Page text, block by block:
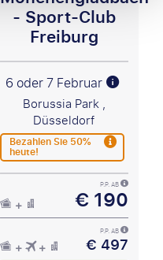
- Sport-Club
Freiburg
6 oder 7 Februar
Borussia Park ,
Düsseldorf
Bezahlen Sie 50%
heute!
P.P. AB
€ 190
P.P. AB
€ 497